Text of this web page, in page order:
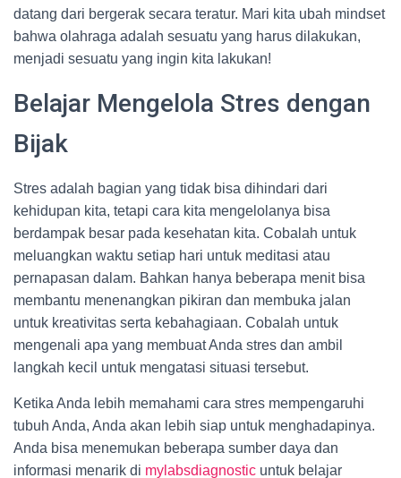
datang dari bergerak secara teratur. Mari kita ubah mindset
bahwa olahraga adalah sesuatu yang harus dilakukan,
menjadi sesuatu yang ingin kita lakukan!
Belajar Mengelola Stres dengan
Bijak
Stres adalah bagian yang tidak bisa dihindari dari
kehidupan kita, tetapi cara kita mengelolanya bisa
berdampak besar pada kesehatan kita. Cobalah untuk
meluangkan waktu setiap hari untuk meditasi atau
pernapasan dalam. Bahkan hanya beberapa menit bisa
membantu menenangkan pikiran dan membuka jalan
untuk kreativitas serta kebahagiaan. Cobalah untuk
mengenali apa yang membuat Anda stres dan ambil
langkah kecil untuk mengatasi situasi tersebut.
Ketika Anda lebih memahami cara stres mempengaruhi
tubuh Anda, Anda akan lebih siap untuk menghadapinya.
Anda bisa menemukan beberapa sumber daya dan
informasi menarik di mylabsdiagnostic untuk belajar